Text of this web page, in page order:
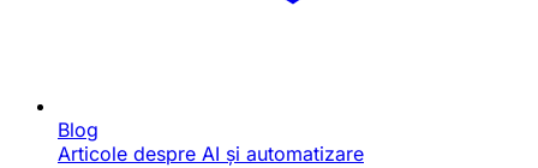
Blog
Articole despre AI și automatizare